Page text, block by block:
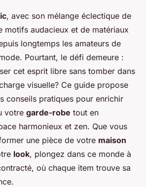
, avec son mélange éclectique de
motifs audacieux et de matériaux
longtemps les amateurs de
Pourtant, le défi demeure :
cet esprit libre sans tomber dans
visuelle? Ce guide propose
conseils pratiques pour enrichir
votre garde-robe tout en
harmonieux et zen. Que vous
une pièce de votre maison
look, plongez dans ce monde à
où chaque item trouve sa